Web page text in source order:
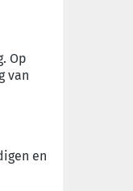
Op
van
en